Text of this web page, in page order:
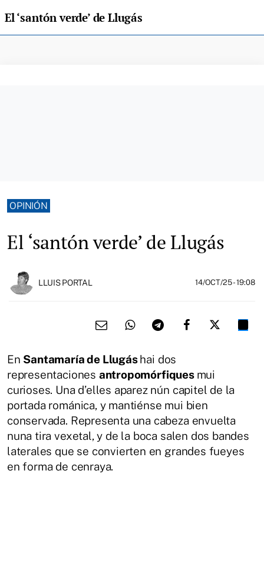
El ‘santón verde’ de Llugás
OPINIÓN
El ‘santón verde’ de Llugás
LLUIS PORTAL 14/OCT/25- 19:08
En Santamaría de Llugáshai dos
representaciones antropomórfiques mui
curioses. Una d’elles aparez nún capitel de la
portada románica, y mantiénse mui bien
conservada. Representa una cabeza envuelta
nuna tira vexetal, y de la boca salen dos bandes
laterales que se convierten en grandes fueyes
en forma de cenraya.